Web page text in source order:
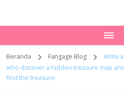
Beranda Fangage Blog
Write
who discover a hidden treasure map
find the treasure.